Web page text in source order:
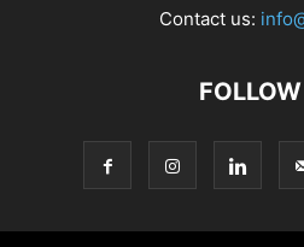
Contact us: